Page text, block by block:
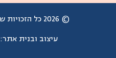
© 2026 כל הזכויות שמורות למקום לשירה
עיצוב ובנית אתר: